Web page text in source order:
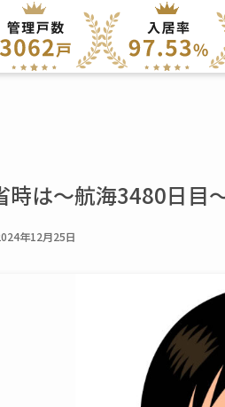
時は～航海3480日目
年12月25日